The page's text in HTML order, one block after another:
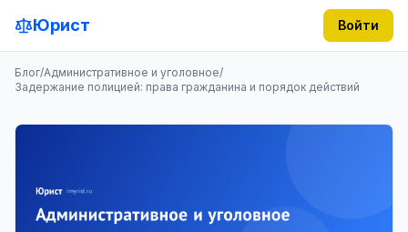
Юрист Войти
Блог/Административное и уголовное/
Задержание полицией: права гражданина и порядок действий